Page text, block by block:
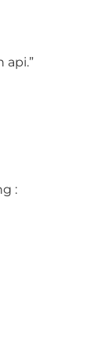
api.”
: